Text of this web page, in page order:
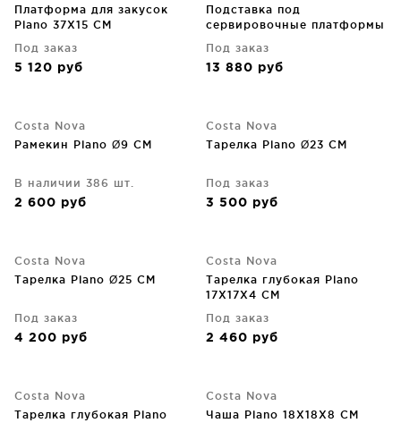
Платформа для закусок
Plano 37X15 CM
Под заказ
5 120 руб
Подставка под
сервировочные платформы
Под заказ
13 880 руб
Costa Nova
Рамекин Plano Ø9 CM
В наличии 386 шт.
2 600 руб
Costa Nova
Тарелка Plano Ø23 CM
Под заказ
3 500 руб
Costa Nova
Тарелка Plano Ø25 CM
Под заказ
4 200 руб
Costa Nova
Тарелка глубокая Plano
17X17X4 CM
Под заказ
2 460 руб
Costa Nova
Тарелка глубокая Plano
Costa Nova
Чаша Plano 18X18X8 CM